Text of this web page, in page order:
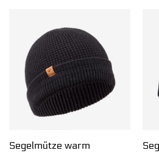
Segelmütze warm